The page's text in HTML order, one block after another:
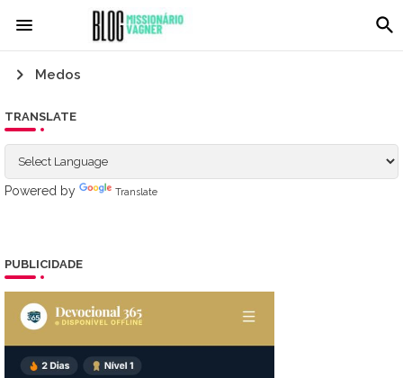
Medos
TRANSLATE
Powered by Translate
PUBLICIDADE